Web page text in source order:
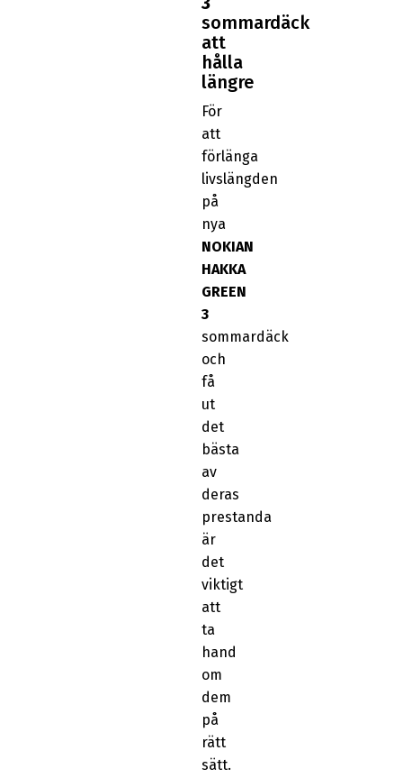
sommardäck
att
hålla
längre
För
att
förlänga
livslängden
på
nya
NOKIAN
HAKKA
GREEN
3
sommardäck
och
få
ut
det
bästa
av
deras
prestanda
är
det
viktigt
att
ta
hand
om
dem
på
rätt
sätt.